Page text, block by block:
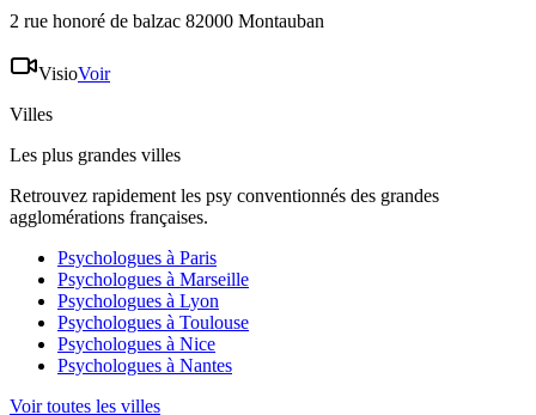
2 rue honoré de balzac 82000 Montauban
VisioVoir
Villes
Les plus grandes villes
Retrouvez rapidement les psy conventionnés des grandes
agglomérations françaises.
Psychologues à Paris
Psychologues à Marseille
Psychologues à Lyon
Psychologues à Toulouse
Psychologues à Nice
Psychologues à Nantes
Voir toutes les villes